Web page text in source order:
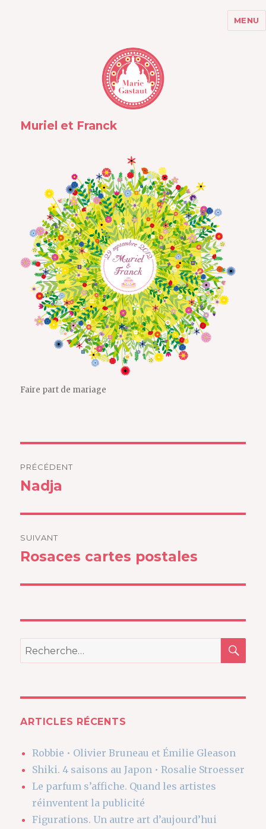
MENU
Muriel et Franck
Faire part de mariage
de
PRÉCÉDENT
Article
Nadja
SUIVANT
Article
Rosaces cartes postales
Recherche
pour
ARTICLES RÉCENTS
Robbie • Olivier Bruneau et Émilie Gleason
Shiki. 4 saisons au Japon • Rosalie Stroesser
Le parfum s’affiche. Quand les artistes
réinventent la publicité
Figurations. Un autre art d’aujourd’hui